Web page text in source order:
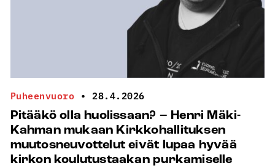
kirkon
tulevaisuus
Puheenvuoro • 28.4.2026
Pitääkö olla huolissaan? – Henri Mäki-
Kahman mukaan Kirkkohallituksen
muutosneuvottelut eivät lupaa hyvää
kirkon koulutustaakan purkamiselle